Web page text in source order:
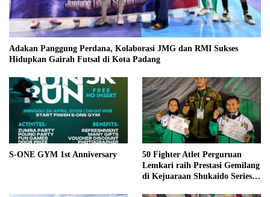
Adakan Panggung Perdana, Kolaborasi JMG dan RMI Sukses
Hidupkan Gairah Futsal di Kota Padang
S-ONE GYM 1st Anniversary
50 Fighter Atlet Perguruan
Lemkari raih Prestasi Gemilang
di Kejuaraan Shukaido Series 1